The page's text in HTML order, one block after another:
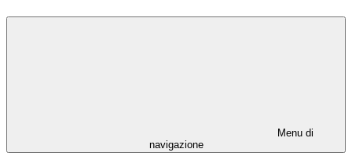
Menu di
navigazione